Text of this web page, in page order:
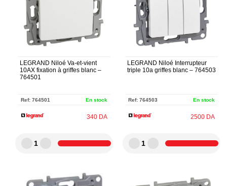
LEGRAND Niloé Va-et-vient
10AX fixation à griffes blanc –
764501
Ref: 764501 En stock
340 DA
1
LEGRAND Niloé Interrupteur
triple 10a griffes blanc – 764503
Ref: 764503 En stock
2500 DA
1